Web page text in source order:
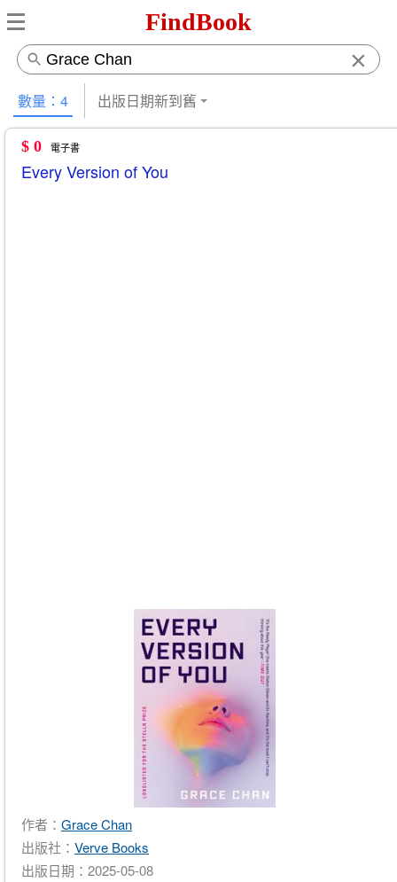
FindBook
×
數量：4 出版日期新到舊
$ 0 電子書
Every Version of You
作者： Grace Chan
出版社： Verve Books
出版日期：2025-05-08